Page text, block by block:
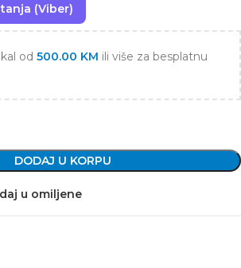
(Viber)
od 500.00 KM ili više za besplatnu
DODAJ U KORPU
u omiljene